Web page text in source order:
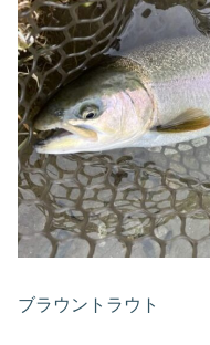
ブラウントラウト